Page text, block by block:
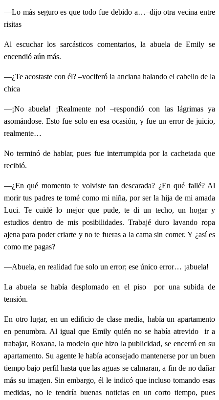
—Lo más seguro es que todo fue debido a…–dijo otra vecina entre
risitas
Al escuchar los sarcásticos comentarios, la abuela de Emily se
encendió aún más.
—¿Te acostaste con él? –vociferó la anciana halando el cabello de la
chica
—¡No abuela! ¡Realmente no! –respondió con las lágrimas ya
asomándose. Esto fue solo en esa ocasión, y fue un error de juicio,
realmente…
No terminó de hablar, pues fue interrumpida por la cachetada que
recibió.
—¿En qué momento te volviste tan descarada? ¿En qué fallé? Al
morir tus padres te tomé como mi niña, por ser la hija de mi amada
Luci. Te cuidé lo mejor que pude, te di un techo, un hogar y
estudios dentro de mis posibilidades. Trabajé duro lavando ropa
ajena para poder criarte y no te fueras a la cama sin comer. Y ¿así es
como me pagas?
—Abuela, en realidad fue solo un error; ese único error… ¡abuela!
La abuela se había desplomado en el piso por una subida de
tensión.
En otro lugar, en un edificio de clase media, había un apartamento
en penumbra. Al igual que Emily quién no se había atrevido ir a
trabajar, Roxana, la modelo que hizo la publicidad, se encerró en su
apartamento. Su agente le había aconsejado mantenerse por un buen
tiempo bajo perfil hasta que las aguas se calmaran, a fin de no dañar
más su imagen. Sin embargo, él le indicó que incluso tomando esas
medidas, no le tendría buenas noticias en un corto tiempo, pues